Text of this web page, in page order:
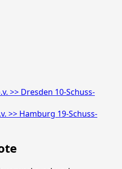
>> Dresden 10-Schuss-
>> Hamburg 19-Schuss-